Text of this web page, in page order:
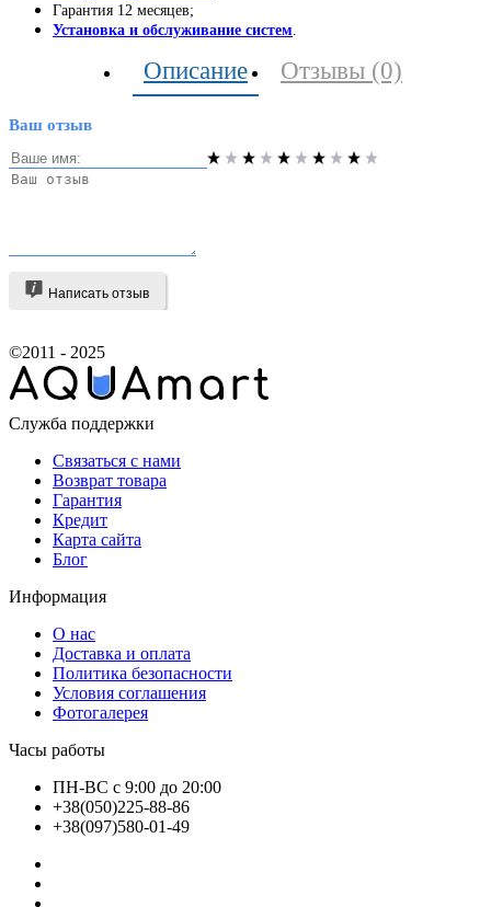
Гарантия 12 месяцев;
Установка и обслуживание систем
Описание Отзывы (0)
Ваш отзыв
Написать отзыв
©2011 - 2025
Служба поддержки
Связаться с нами
Возврат товара
Гарантия
Кредит
Карта сайта
Блог
Информация
О нас
Доставка и оплата
Политика безопасности
Условия соглашения
Фотогалерея
Часы работы
ПН-ВС с 9:00 до 20:00
+38(050)225-88-86
+38(097)580-01-49